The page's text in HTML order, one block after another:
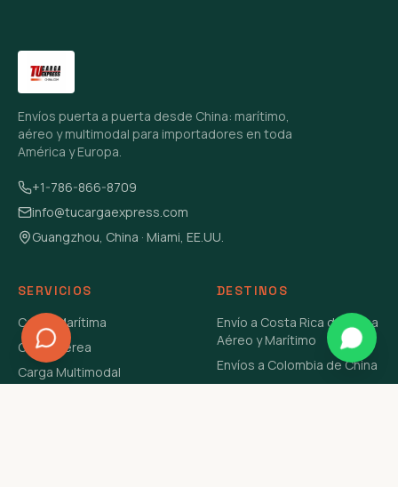
Envíos puerta a puerta desde China: marítimo,
aéreo y multimodal para importadores en toda
América y Europa.
+1-786-866-8709
info@tucargaexpress.com
Guangzhou, China · Miami, EE.UU.
SERVICIOS
Carga Marítima
Carga Aérea
Carga Multimodal
DESTINOS
Envío a Costa Rica de China
Aéreo y Marítimo
Envíos a Colombia de China